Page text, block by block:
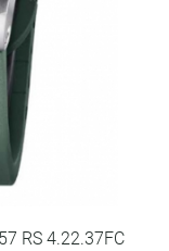
RS 4.22.37FC